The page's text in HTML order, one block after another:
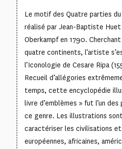
Le motif des Quatre parties
réalisé par Jean-Baptiste
Oberkampf en 1790.
quatre continents, l’artiste
l’Iconologie de Cesare Ripa
Recueil d’allégories
temps, cette encyclopédie
livre d’emblèmes » fut l’un
ce genre. Les illustrations
caractériser les civilisations
européennes, africaines,